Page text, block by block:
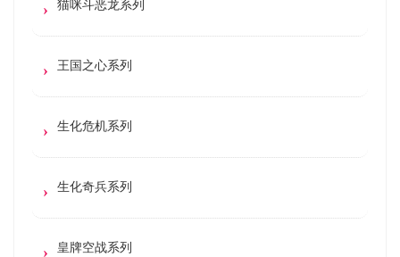
猫咪斗恶龙系列
王国之心系列
生化危机系列
生化奇兵系列
皇牌空战系列